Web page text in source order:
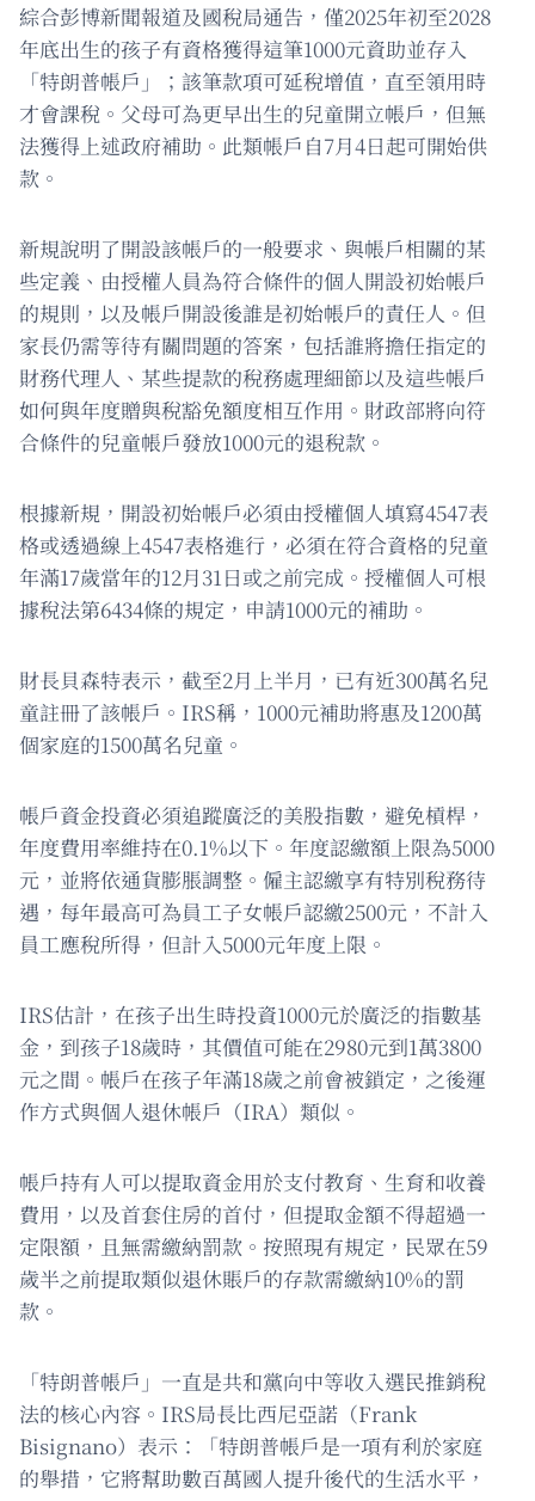
綜合彭博新聞報道及國稅局通告，僅2025年初至2028
年底出生的孩子有資格獲得這筆1000元資助並存入
「特朗普帳戶」；該筆款項可延稅增值，直至領用時
才會課稅。父母可為更早出生的兒童開立帳戶，但無
法獲得上述政府補助。此類帳戶自7月4日起可開始供
款。
新規說明了開設該帳戶的一般要求、與帳戶相關的某
些定義、由授權人員為符合條件的個人開設初始帳戶
的規則，以及帳戶開設後誰是初始帳戶的責任人。但
家長仍需等待有關問題的答案，包括誰將擔任指定的
財務代理人、某些提款的稅務處理細節以及這些帳戶
如何與年度贈與稅豁免額度相互作用。財政部將向符
合條件的兒童帳戶發放1000元的退稅款。
根據新規，開設初始帳戶必須由授權個人填寫4547表
格或透過線上4547表格進行，必須在符合資格的兒童
年滿17歲當年的12月31日或之前完成。授權個人可根
據稅法第6434條的規定，申請1000元的補助。
財長貝森特表示，截至2月上半月，已有近300萬名兒
童註冊了該帳戶。IRS稱，1000元補助將惠及1200萬
個家庭的1500萬名兒童。
帳戶資金投資必須追蹤廣泛的美股指數，避免槓桿，
年度費用率維持在0.1%以下。年度認繳額上限為5000
元，並將依通貨膨脹調整。僱主認繳享有特別稅務待
遇，每年最高可為員工子女帳戶認繳2500元，不計入
員工應稅所得，但計入5000元年度上限。
IRS估計，在孩子出生時投資1000元於廣泛的指數基
金，到孩子18歲時，其價值可能在2980元到1萬3800
元之間。帳戶在孩子年滿18歲之前會被鎖定，之後運
作方式與個人退休帳戶（IRA）類似。
帳戶持有人可以提取資金用於支付教育、生育和收養
費用，以及首套住房的首付，但提取金額不得超過一
定限額，且無需繳納罰款。按照現有規定，民眾在59
歲半之前提取類似退休賬戶的存款需繳納10%的罰
款。
「特朗普帳戶」一直是共和黨向中等收入選民推銷稅
法的核心內容。IRS局長比西尼亞諾（Frank
Bisignano）表示：「特朗普帳戶是一項有利於家庭
的舉措，它將幫助數百萬國人提升後代的生活水平，